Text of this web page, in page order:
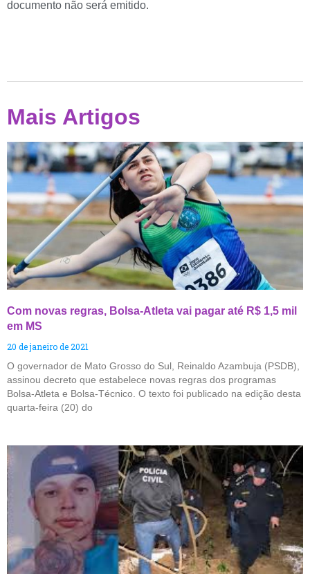
documento não será emitido.
Mais Artigos
Com novas regras, Bolsa-Atleta vai pagar até R$ 1,5 mil
em MS
20 de janeiro de 2021
O governador de Mato Grosso do Sul, Reinaldo Azambuja (PSDB),
assinou decreto que estabelece novas regras dos programas
Bolsa-Atleta e Bolsa-Técnico. O texto foi publicado na edição desta
quarta-feira (20) do